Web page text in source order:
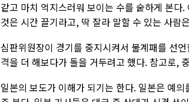
같고 마치 억지스러워 보이는 수를 숱하게 본
것은 시간 끌기라고, 딱 잘라 말할 수 있는 사람
심판위원장이 경기를 중지시켜서 불계패를 선
격을 더 해보다가 돌을 거두려고 했다. 참고로,
일본의 보도가 이해가 되기는 한다. 일본은 예